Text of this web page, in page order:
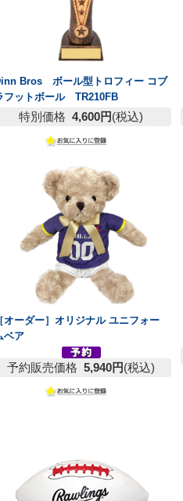
Bros ボール型トロフィー コブ
フットボール TR210FB
特別価格 4,600円(税込)
［オーダー］オリジナル ユニフォー
ベア
予約販売価格 5,940円(税込)